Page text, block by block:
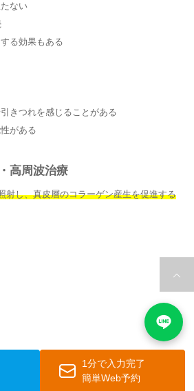
ない
る効果もある
きつれを感じることがある
がある
高周波治療
射し、真皮層のコラーゲン産生を促進する
部に熱エネルギーを与えることで、
ハリを改善
します。
1分で入力完了
簡単Web予約